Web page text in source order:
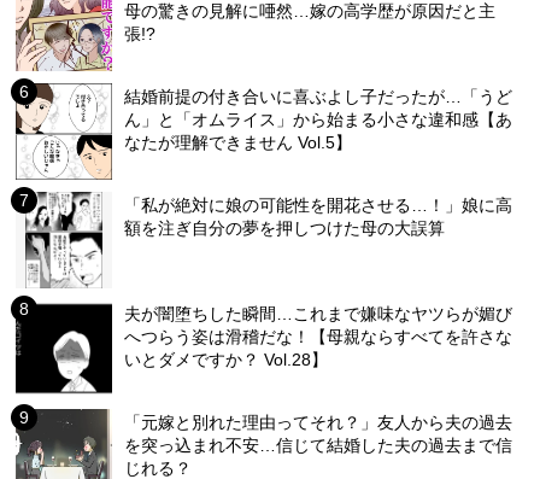
母の驚きの見解に唖然…嫁の高学歴が原因だと主
張!?
結婚前提の付き合いに喜ぶよし子だったが…「うど
ん」と「オムライス」から始まる小さな違和感【あ
なたが理解できません Vol.5】
「私が絶対に娘の可能性を開花させる…！」娘に高
額を注ぎ自分の夢を押しつけた母の大誤算
夫が闇堕ちした瞬間…これまで嫌味なヤツらが媚び
へつらう姿は滑稽だな！【母親ならすべてを許さな
いとダメですか？ Vol.28】
「元嫁と別れた理由ってそれ？」友人から夫の過去
を突っ込まれ不安…信じて結婚した夫の過去まで信
じれる？